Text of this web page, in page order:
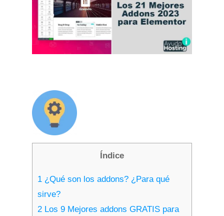
Índice
1 ¿Qué son los addons? ¿Para qué
sirve?
2 Los 9 Mejores addons GRATIS para